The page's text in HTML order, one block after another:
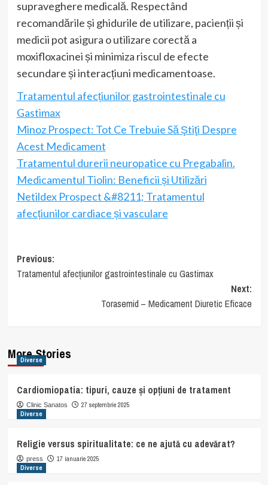
supraveghere medicală. Respectând
recomandările și ghidurile de utilizare, pacienții și
medicii pot asigura o utilizare corectă a
moxifloxacinei și minimiza riscul de efecte
secundare și interacțiuni medicamentoase.
Tratamentul afecțiunilor gastrointestinale cu
Gastimax
Minoz Prospect: Tot Ce Trebuie Să Ştiţi Despre
Acest Medicament
Tratamentul durerii neuropatice cu Pregabalin.
Medicamentul Tiolin: Beneficii și Utilizări
Netildex Prospect &#8211; Tratamentul
afecțiunilor cardiace și vasculare
Post
navigation
Previous:
Tratamentul afecțiunilor gastrointestinale cu Gastimax
Next:
Torasemid – Medicament Diuretic Eficace
More Stories
Diverse
Cardiomiopatia: tipuri, cauze și opțiuni de tratament
Clinic Sanatos
27 septembrie 2025
Diverse
Religie versus spiritualitate: ce ne ajută cu adevărat?
press
17 ianuarie 2025
Diverse